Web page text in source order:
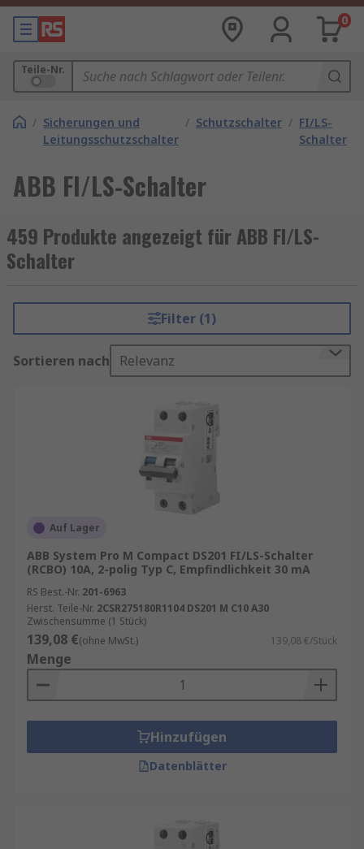
0
Teile-Nr.
/ Sicherungen und
Leitungsschutzschalter
/ Schutzschalter / FI/LS-
Schalter
ABB FI/LS-Schalter
459 Produkte angezeigt für ABB FI/LS-
Schalter
Filter (1)
Sortieren nach Relevanz
Auf Lager
ABB System Pro M Compact DS201 FI/LS-Schalter
(RCBO) 10A, 2-polig Typ C, Empfindlichkeit 30 mA
RS Best.-Nr. 201-6963
Herst. Teile-Nr. 2CSR275180R1104 DS201 M C10 A30
Zwischensumme (1 Stück)
139,08 €(ohne MwSt.) 139,08 €/Stück
Menge
Hinzufügen
Datenblätter